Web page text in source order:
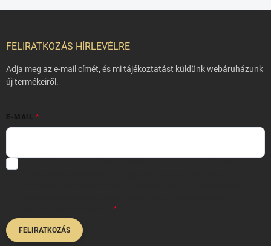
FELIRATKOZÁS HÍRLEVÉLRE
Adja meg az e-mail címét, és mi tájékoztatást küldünk webáruházunk
új termékeiről.
E-MAIL
FELIRATKOZÁS